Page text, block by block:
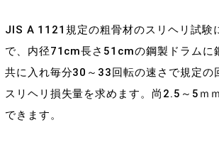
JIS A 1121規定の粗骨材のスリヘリ試験
で、内径71cm長さ51cmの鋼製ドラムに
共に入れ毎分30～33回転の速さで規定の
スリヘリ損失量を求めます。尚2.5～5ｍ
できます。